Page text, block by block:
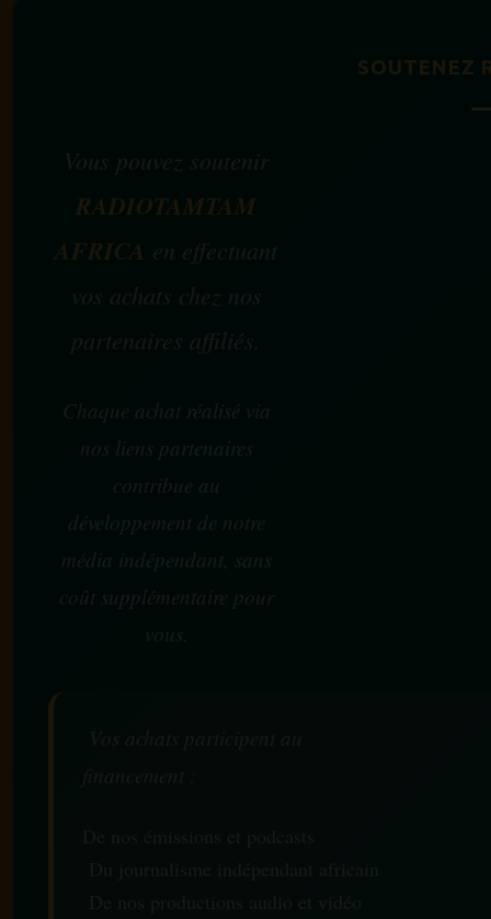
SOUTENEZ
Vous pouvez soutenir
RADIOTAMTAM
AFRICA en effectuant
vos achats chez nos
partenaires affiliés.
Chaque achat réalisé via
nos liens partenaires
contribue au
développement de notre
média indépendant, sans
coût supplémentaire pour
vous.